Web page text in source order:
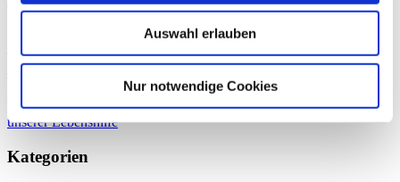
Auswahl erlauben
Nur notwendige Cookies
02.07.2021 10:41
Geburtstagswünsche von Janet Zeltinger
zum 60. unserer Lebenshilfe
Weiterlesen …Geburtstagswünsche von Janet Zeltinger zum 60.
unserer Lebenshilfe
Kategorien